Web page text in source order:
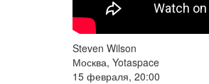
Steven Wilson
Москва, Yotaspace
15 февраля, 20:00